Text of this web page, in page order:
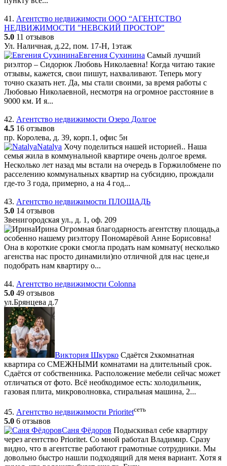
41. Агентство недвижимости ООО “АГЕНТСТВО
НЕДВИЖИМОСТИ "НЕВСКИЙ ПРОСТОР"
5.0 11 отзывов
Ул. Наличная, д.22, пом. 17-Н, 1этаж
Евгения Сухинина Самый лучший
риэлтор – Сидорюк Любовь Николаевна! Когда читаю такие
отзывы, кажется, свои пишут, нахваливают. Теперь могу
точно сказать нет. Да, мы стали своими, за время работы с
Любовью Николаевной, несмотря на огромное расстояние в
9000 км. И я...
42. Агентство недвижимости Озеро Долгое
4.5 16 отзывов
пр. Королева, д. 39, корп.1, офис 5н
Natalya Хочу поделиться нашей историей.. Наша
семья жила в коммунальной квартире очень долгое время.
Несколько лет назад мы встали на очередь в Горжилобмене по
расселению коммунальных квартир на субсидию, прождали
где-то 3 года, примерно, а на 4 год...
43. Агентство недвижимости ПЛОЩАДЬ
5.0 14 отзывов
Звенигородская ул., д. 1, оф. 209
Ирина Огромная благодарность агентству площадь,а
особенно нашему риэлтору Пономарёвой Анне Борисовна!
Она в короткие сроки смогла продать нам комнату( несколько
агенства нас просто динамили)по отличной для нас цене,и
подобрать нам квартиру о...
44. Агентство недвижимости Colonna
5.0 49 отзывов
ул.Брянцева д.7
Виктория Шкурко Сдаётся 2хкомнатная
квартира со СМЕЖНЫМИ комнатами на длительный срок.
Сдаётся от собственника. Расположение мебели сейчас может
отличаться от фото. Всё необходимое есть: холодильник,
газовая плита, микроволновка, стиральная машина, 2...
45. Агентство недвижимости Prioritetсеть
5.0 6 отзывов
Саня Фёдоров Подыскивал себе квартиру
через агентство Prioritet. Со мной работал Владимир. Сразу
видно, что в агентстве работают грамотные сотрудники. Мы
довольно быстро нашли подходящий для меня вариант. Хотя я